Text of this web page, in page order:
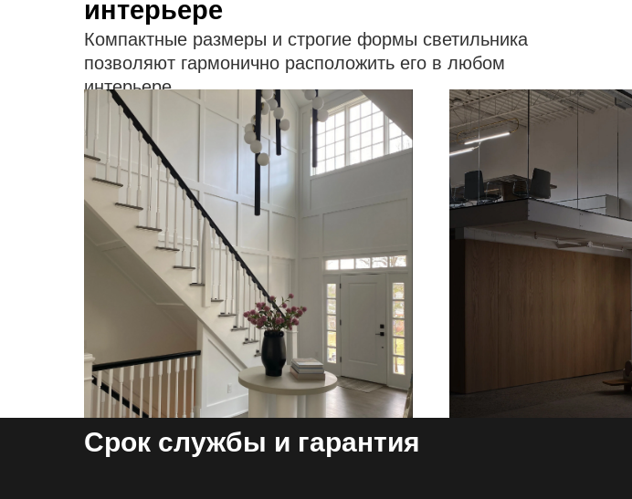
интерьере
Компактные размеры и строгие формы светильника
позволяют гармонично расположить его в любом
интерьере.
Срок службы и гарантия